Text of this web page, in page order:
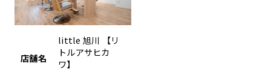
店舗名
little 旭川 【リ
トルアサヒカ
ワ】